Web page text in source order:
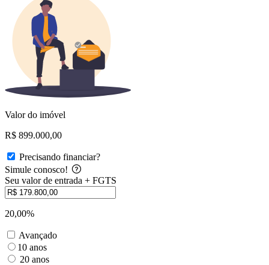
Valor do imóvel
R$ 899.000,00
Precisando financiar?
Simule conosco!
Seu valor de entrada + FGTS
20,00%
Avançado
10 anos
20 anos